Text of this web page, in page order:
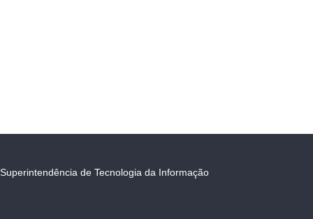
Superintendência de Tecnologia da Informação